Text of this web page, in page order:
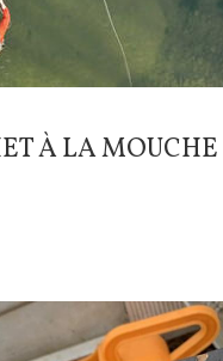
À LA MOUCHE